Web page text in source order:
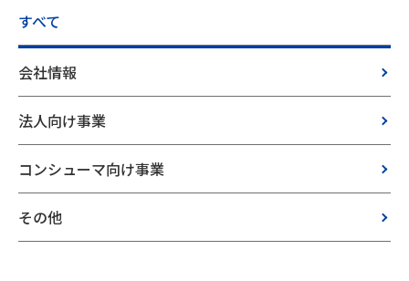
すべて
会社情報
法人向け事業
コンシューマ向け事業
その他